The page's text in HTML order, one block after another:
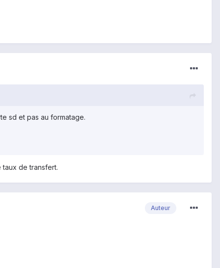
sd et pas au formatage.
de transfert.
Auteur